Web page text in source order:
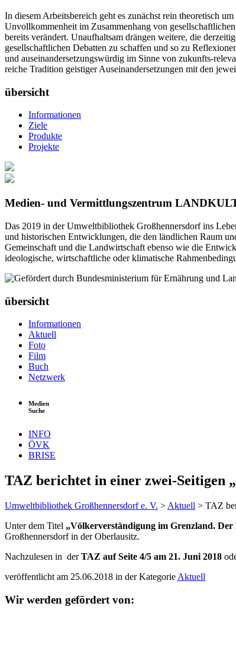
In diesem Arbeitsbereich geht es zunächst rein theoretisch
Unvollkommenheit im Zusammenhang von
bereits verändert. Unaufhaltsam drängen weitere, die
gesellschaftlichen Debatten zu schaffen und so zu
und auseinandersetzungswürdig im Sinne von zukunfts-
reiche Tradition geistiger Auseinandersetzungen mit den
übersicht
Informationen
Ziele
Produkte
Projekte
Medien- und Vermittlungszentrum
Das 2019 in der Umweltbibliothek Großhennersdorf ins
und historischen Entwicklungen, die den ländlichen Raum
Gemeinschaft und die Landwirtschaft ebenso wie die
ideologische, wirtschaftliche oder klimatische
übersicht
Informationen
Aktuell
Foto
Film
Buch
Netzwerk
Medien
Suche
INFO
ÖVK
BRISE
TAZ berichtet in einer zwei-Seitigen
Umweltbibliothek Großhennersdorf e. V. > Aktuell > TAZ
Unter dem Titel „Völkerverständigung im Grenzland.
Großhennersdorf in der Oberlausitz.
Nachzulesen in derTAZ auf Seite 4/5 am 21. Juni 2018
veröffentlicht am 25.06.2018 in der Kategorie Aktuell
Wir werden gefördert von: